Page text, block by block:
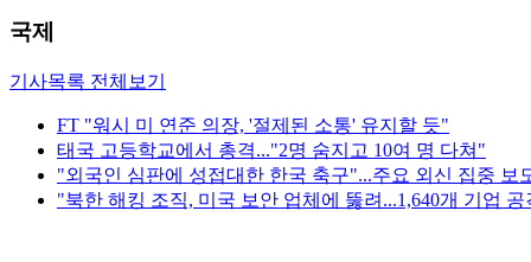
국제
기사목록 전체보기
FT "워시 미 연준 의장, '절제된 소통' 유지할 듯"
태국 고등학교에서 총격..."2명 숨지고 10여 명 다쳐"
"외국인 심판에 성접대한 한국 축구"...주요 외신 집중 보
"북한 해킹 조직, 미국 보안 업체에 뚫려...1,640개 기업 공